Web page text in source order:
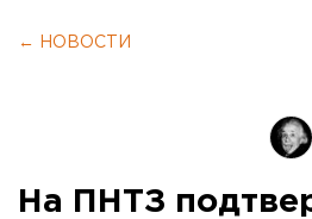
← НОВОСТИ
На ПНТЗ